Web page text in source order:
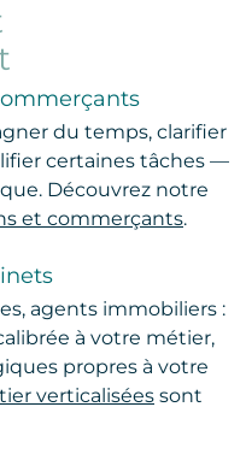
du temps, clarifier
certaines tâches —
Découvrez notre
et commerçants.
agents immobiliers :
à votre métier,
propres à votre
verticalisées sont